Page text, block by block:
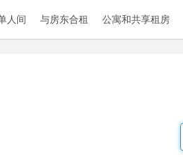
人间 与房东合租 公寓和共享租房